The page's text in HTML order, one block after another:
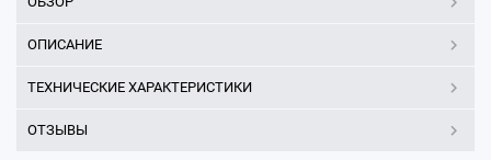
ОПИСАНИЕ
ТЕХНИЧЕСКИЕ ХАРАКТЕРИСТИКИ
ОТЗЫВЫ